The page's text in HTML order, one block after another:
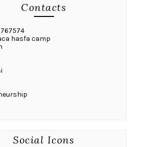
Contacts
hasfa camp
Social Icons